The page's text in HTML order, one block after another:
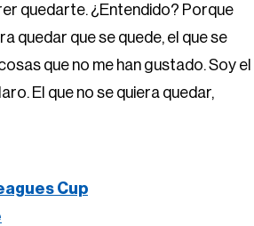
quedarte. ¿Entendido? Porque
quedar que se quede, el que se
que no me han gustado. Soy el
El que no se quiera quedar,
Cup